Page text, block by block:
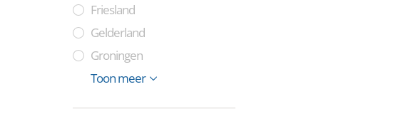
Friesland
Gelderland
Groningen
Limburg
Noord-Brabant
Noord-Holland
Zuid-Holland
Overijssel
Utrecht
Zeeland
Toon meer